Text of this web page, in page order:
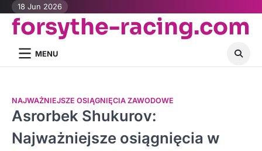
Skip
content
18 Jun 2026
forsythe-racing.com
MENU
NAJWAŻNIEJSZE OSIĄGNIĘCIA ZAWODOWE
Asrorbek Shukurov:
Najważniejsze osiągnięcia w